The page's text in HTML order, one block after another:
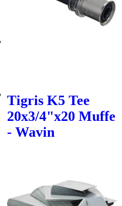
Tigris K5 Tee
20x3/4"x20 Muffe
- Wavin